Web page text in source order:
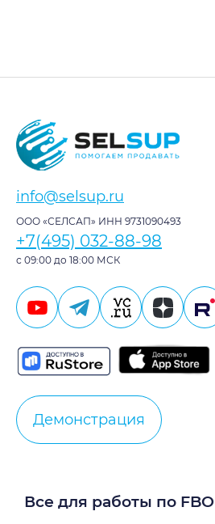
info@selsup.ru
ООО «СЕЛСАП» ИНН 9731090493
+7(495) 032-88-98
с 09:00 до 18:00 МСК
Демонстрация
Все для работы по FBO